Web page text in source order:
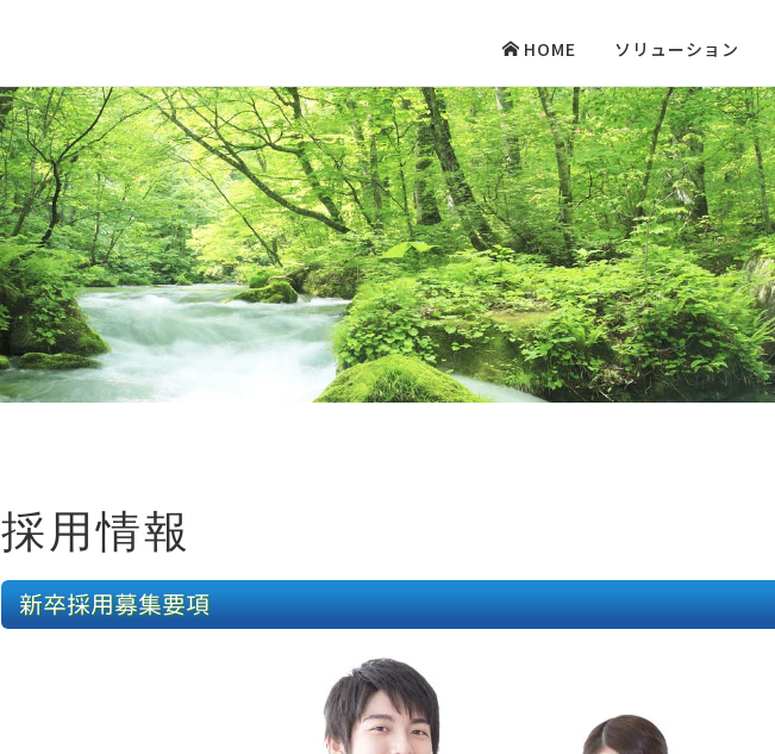
HOME ソリューション
採用情報
新卒採用募集要項